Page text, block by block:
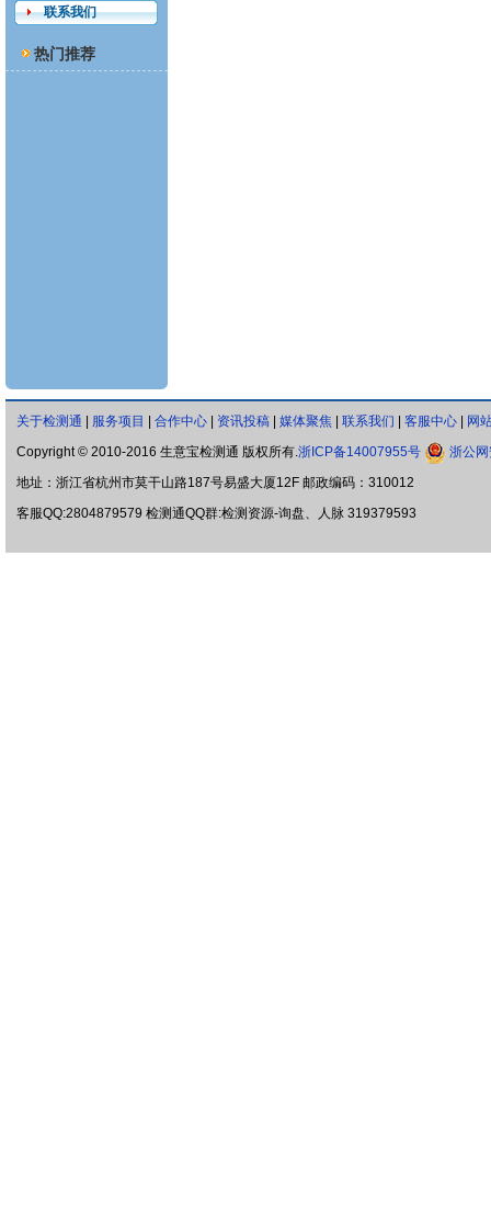
联系我们
热门推荐
关于检测通 服务项目 合作中心 资讯投稿 媒体聚焦 联系我们 客服中心
网
Copyright © 2010-2016 生意宝检测通 版权所有.浙ICP备14007955号
浙公
地址：浙江省杭州市莫干山路187号易盛大厦12F 邮政编码：310012
客服QQ:2804879579 检测通QQ群:检测资源-询盘、人脉 319379593